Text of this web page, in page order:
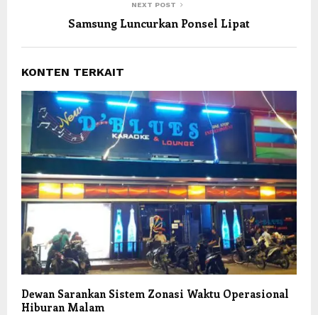
NEXT POST
Samsung Luncurkan Ponsel Lipat
KONTEN TERKAIT
Dewan Sarankan Sistem Zonasi Waktu Operasional
Hiburan Malam